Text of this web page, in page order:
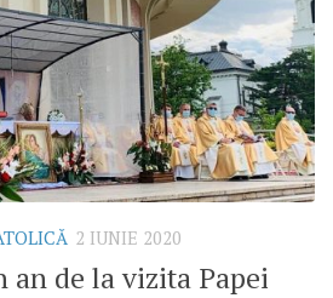
2 IUNIE 2020
an de la vizita Papei